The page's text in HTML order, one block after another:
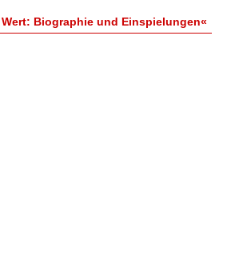
Biographie und Einspielungen«